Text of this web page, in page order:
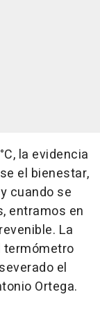
la evidencia
el bienestar,
cuando se
entramos en
La
termómetro
el
Ortega.